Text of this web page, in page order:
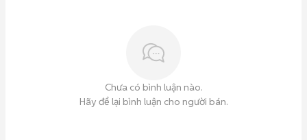
Chưa có bình luận nào.
Hãy để lại bình luận cho người bán.